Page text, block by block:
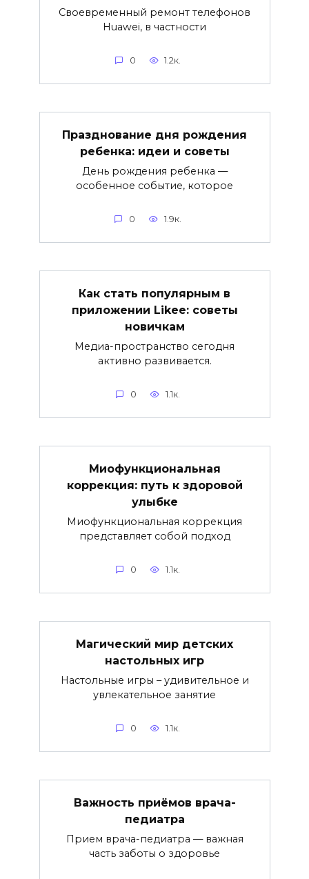
Своевременный ремонт телефонов
Huawei, в частности
0 1.2к.
Празднование дня рождения
ребенка: идеи и советы
День рождения ребенка —
особенное событие, которое
0 1.9к.
Как стать популярным в
приложении Likee: советы
новичкам
Медиа-пространство сегодня
активно развивается.
0 1.1к.
Миофункциональная
коррекция: путь к здоровой
улыбке
Миофункциональная коррекция
представляет собой подход
0 1.1к.
Магический мир детских
настольных игр
Настольные игры – удивительное и
увлекательное занятие
0 1.1к.
Важность приёмов врача-
педиатра
Прием врача-педиатра — важная
часть заботы о здоровье